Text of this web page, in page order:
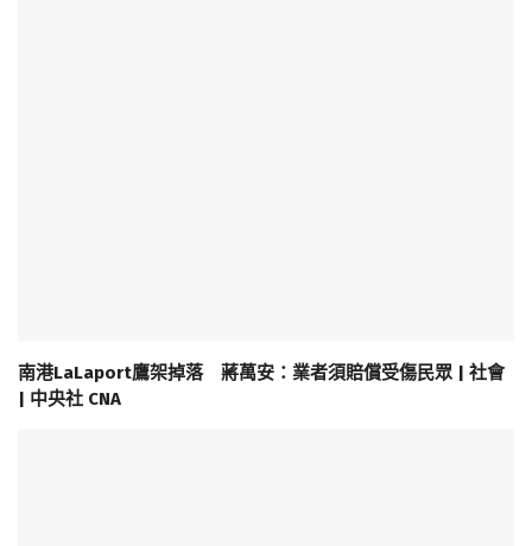
南港LaLaport鷹架掉落 蔣萬安：業者須賠償受傷民眾 | 社會
| 中央社 CNA